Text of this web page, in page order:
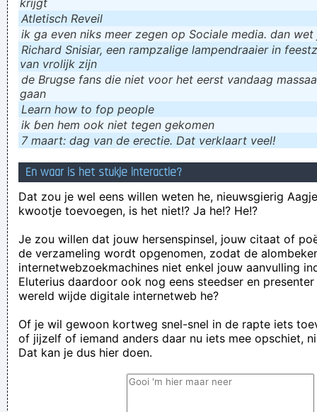
Atletisch Reveil
ik ga even niks meer zegen op Sociale media. dan
Richard Snisiar, een rampzalige lampendraaier in
van vrolijk zijn
de Brugse fans die niet voor het eerst vandaag
gaan
Learn how to fop people
ik ɓen hem ook niet tegen gekomen
7 maart: dag van de erectie. Dat verklaart veel!
En waar is het stukje interactie?
Dat zou je wel eens willen weten he, nieuwsgierig
kwootje toevoegen, is het niet!? Ja he!? He!?
Je zou willen dat jouw hersenspinsel, jouw citaat of
de verzameling wordt opgenomen, zodat de
internetwebzoekmachines niet enkel jouw aanvulling
Eluterius daardoor ook nog eens steedser en
wereld wijde digitale internetweb he?
Of je wil gewoon kortweg snel-snel in de rapte iets
of jijzelf of iemand anders daar nu iets mee opschiet,
Dat kan je dus hier doen.